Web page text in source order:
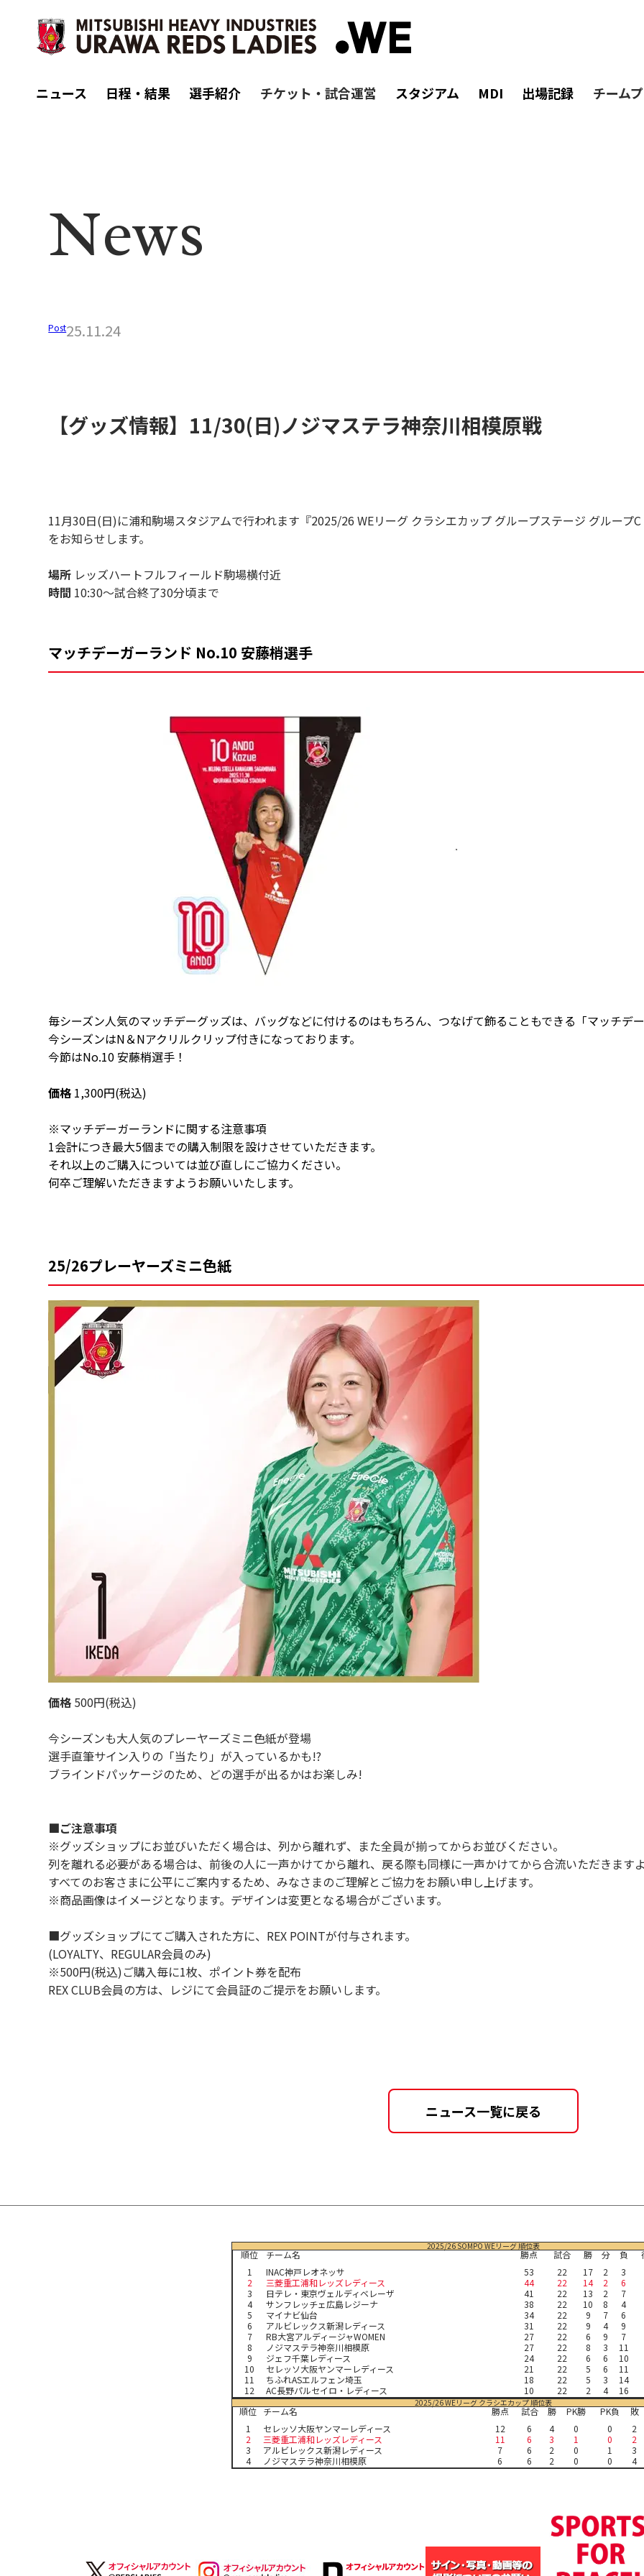
ニュース 日程・結果 選手紹介 チケット・試合運営 スタジアム MDI 出場記録 チーム
News
Post25.11.24
【グッズ情報】11/30(日)ノジマステラ神奈川相模原戦
11月30日(日)に浦和駒場スタジアムで行われます『2025/26 WEリーグ クラシエカップ グループステージ グループ
をお知らせします。
場所 レッズハートフルフィールド駒場横付近
時間 10:30～試合終了30分頃まで
マッチデーガーランド No.10 安藤梢選手
毎シーズン人気のマッチデーグッズは、バッグなどに付けるのはもちろん、つなげて飾ることもできる「マッチデ
今シーズンはN＆Nアクリルクリップ付きになっております。
今節はNo.10 安藤梢選手！
価格 1,300円(税込)
※マッチデーガーランドに関する注意事項
1会計につき最大5個までの購入制限を設けさせていただきます。
それ以上のご購入については並び直しにご協力ください。
何卒ご理解いただきますようお願いいたします。
25/26プレーヤーズミニ色紙
価格 500円(税込)
今シーズンも大人気のプレーヤーズミニ色紙が登場
選手直筆サイン入りの「当たり」が入っているかも!?
ブラインドパッケージのため、どの選手が出るかはお楽しみ!
■ご注意事項
※グッズショップにお並びいただく場合は、列から離れず、また全員が揃ってからお並びください。
列を離れる必要がある場合は、前後の人に一声かけてから離れ、戻る際も同様に一声かけてから合流いただきますよ
すべてのお客さまに公平にご案内するため、みなさまのご理解とご協力をお願い申し上げます。
※商品画像はイメージとなります。デザインは変更となる場合がございます。
■グッズショップにてご購入された方に、REX POINTが付与されます。
(LOYALTY、REGULAR会員のみ)
※500円(税込)ご購入毎に1枚、ポイント券を配布
REX CLUB会員の方は、レジにて会員証のご提示をお願いします。
ニュース一覧に戻る
2025/26 SOMPO WEリーグ 順位表
順位 チーム名 勝点 試合 勝 分 負
1
INAC神戸レオネッサ 53 22 17 2 3
2
三菱重工浦和レッズレディース 44 22 14 2 6
3
日テレ・東京ヴェルディベレーザ 41 22 13 2 7
4
サンフレッチェ広島レジーナ 38 22 10 8 4
5
マイナビ仙台 34 22 9 7 6
6
アルビレックス新潟レディース 31 22 9 4 9
7
RB大宮アルディージャWOMEN 27 22 6 9 7
8
ノジマステラ神奈川相模原 27 22 8 3 11
9
ジェフ千葉レディース 24 22 6 6 10
10
セレッソ大阪ヤンマーレディース 21 22 5 6 11
11
ちふれASエルフェン埼玉 18 22 5 3 14
12
AC長野パルセイロ・レディース 10 22 2 4 16
2025/26 WEリーグ クラシエカップ 順位表
順位 チーム名 勝点 試合 勝 PK勝 PK負 敗
1
セレッソ大阪ヤンマーレディース 12 6 4 0 0 2
2
三菱重工浦和レッズレディース 11 6 3 1 0 2
3
アルビレックス新潟レディース 7 6 2 0 1 3
4
ノジマステラ神奈川相模原 6 6 2 0 0 4